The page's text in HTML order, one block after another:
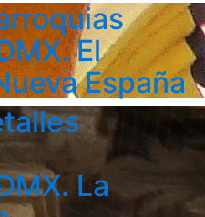
El
España
La